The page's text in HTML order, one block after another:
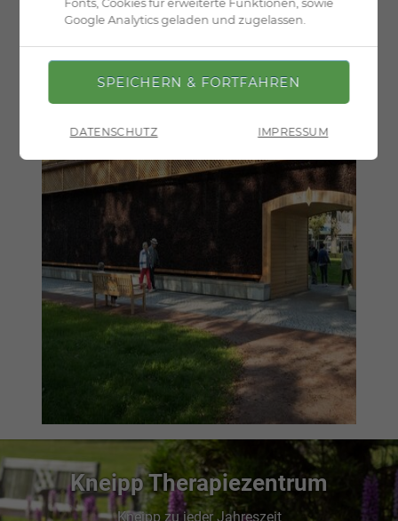
Kneipp Therapiezentrum
Kneipp zu jeder Jahreszeit
Fonts, Cookies für erweiterte Funktionen, sowie
Google Analytics geladen und zugelassen.
DATENSCHUTZ IMPRESSUM